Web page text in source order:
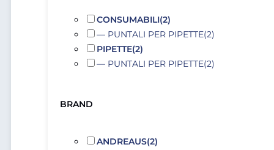
CONSUMABILI(2)
— PUNTALI PER PIPETTE(2)
PIPETTE(2)
— PUNTALI PER PIPETTE(2)
BRAND
ANDREAUS(2)